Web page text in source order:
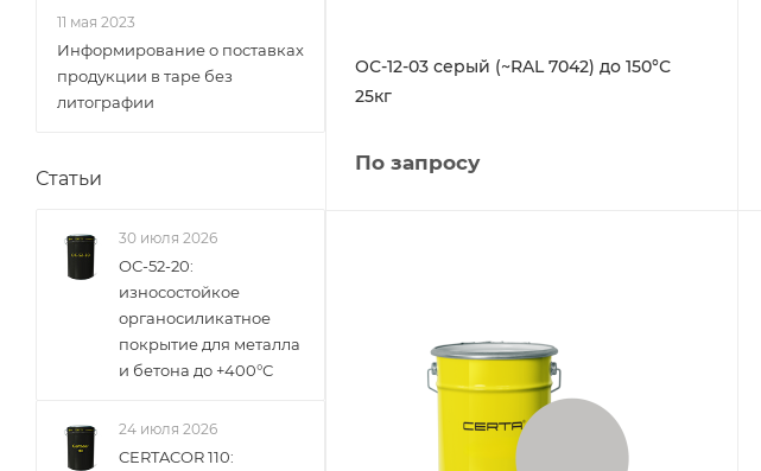
ОС-12-03 серый (~RAL 7042) до 150°С
25кг
По запросу
11 мая 2023
Информирование о поставках
продукции в таре без
литографии
Статьи
30 июля 2026
ОС-52-20:
износостойкое
органосиликатное
покрытие для металла
и бетона до +400°С
24 июля 2026
CERTACOR 110: